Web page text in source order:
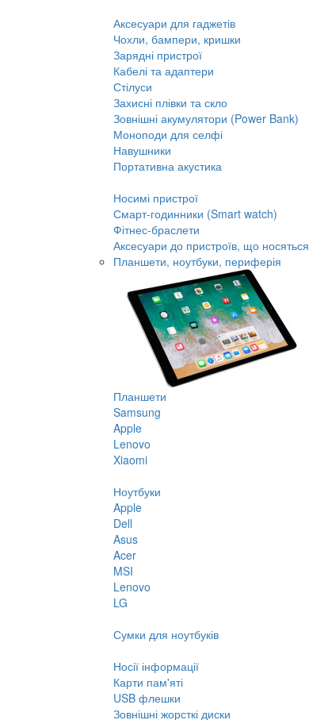
Аксесуари для гаджетів
Чохли, бампери, кришки
Зарядні пристрої
Кабелі та адаптери
Стілуси
Захисні плівки та скло
Зовнішні акумулятори (Power Bank)
Моноподи для селфі
Навушники
Портативна акустика
Носимі пристрої
Смарт-годинники (Smart watch)
Фітнес-браслети
Аксесуари до пристроїв, що носяться
Планшети, ноутбуки, периферія
Планшети
Samsung
Apple
Lenovo
Xiaomi
Ноутбуки
Apple
Dell
Asus
Acer
MSI
Lenovo
LG
Сумки для ноутбуків
Носії інформації
Карти пам'яті
USB флешки
Зовнішні жорсткі диски